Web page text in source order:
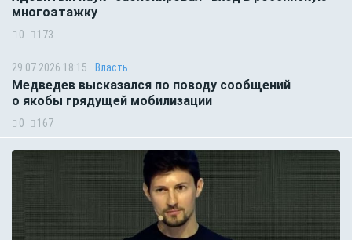
многоэтажку
0 173
29.07.2026 18:15 Власть
Медведев высказался по поводу сообщений
о якобы грядущей мобилизации
0 167